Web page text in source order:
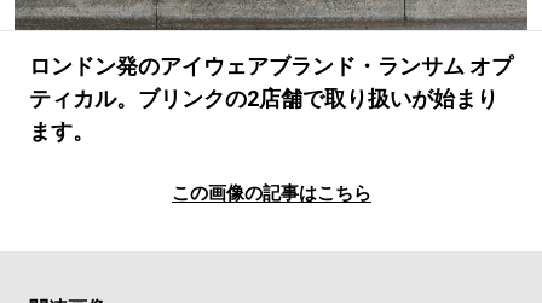
ロンドン発のアイウェアブランド・ランサム オプ
ティカル。ブリンクの2店舗で取り扱いが始まり
ます。
この画像の記事はこちら